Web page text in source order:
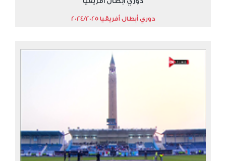
دوري أبطال أفريقيا 2024/2025